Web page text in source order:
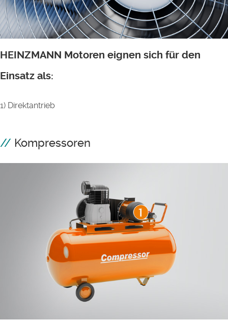
HEINZMANN Motoren eignen sich für den
Einsatz als:
1) Direktantrieb
Kompressoren